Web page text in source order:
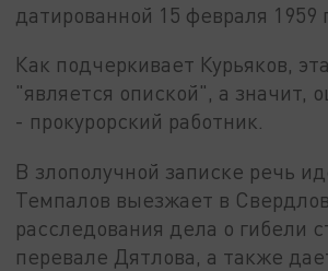
датированной 15 февраля 1959
Как подчеркивает Курьяков,
"является опиской", а значит,
- прокурорский работник.
В злополучной записке речь
Темпалов выезжает в
расследования дела о гибели
перевале Дятлова, а также